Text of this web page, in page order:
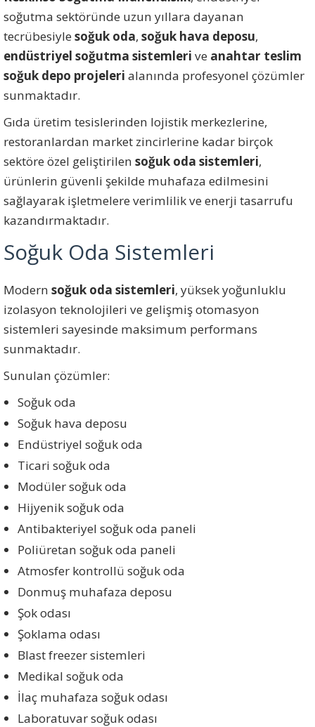
soğutma sektöründe uzun yıllara dayanan
tecrübesiylesoğuk oda, soğuk hava deposu,
endüstriyel soğutma sistemleri ve anahtar teslim
soğuk depo projeleri alanında profesyonel çözümler
sunmaktadır.
Gıda üretim tesislerinden lojistik merkezlerine,
restoranlardan market zincirlerine kadar birçok
sektöre özel geliştirilen soğuk oda sistemleri,
ürünlerin güvenli şekilde muhafaza edilmesini
sağlayarak işletmelere verimlilik ve enerji tasarrufu
kazandırmaktadır.
Soğuk Oda Sistemleri
Modern soğuk oda sistemleri, yüksek yoğunluklu
izolasyon teknolojileri ve gelişmiş otomasyon
sistemleri sayesinde maksimum performans
sunmaktadır.
Sunulan çözümler:
Soğuk oda
Soğuk hava deposu
Endüstriyel soğuk oda
Ticari soğuk oda
Modüler soğuk oda
Hijyenik soğuk oda
Antibakteriyel soğuk oda paneli
Poliüretan soğuk oda paneli
Atmosfer kontrollü soğuk oda
Donmuş muhafaza deposu
Şok odası
Şoklama odası
Blast freezer sistemleri
Medikal soğuk oda
İlaç muhafaza soğuk odası
Laboratuvar soğuk odası